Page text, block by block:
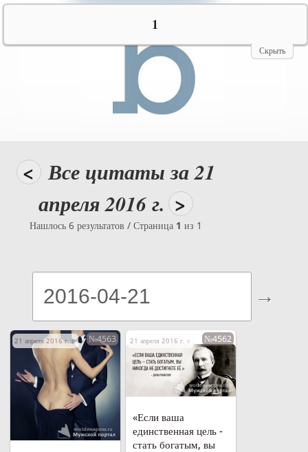
< Все цитаты за 21
апреля 2016 г. >
Нашлось 6 результатов / Страница 1 из 1
21 апреля 2016 г. в 23:55№4563 21 апреля 2016 г. в 23:50№4562
«Если ваша
единственная цель -
стать богатым, вы
Скрыть
1